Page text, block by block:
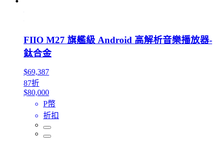
FIIO M27 旗艦級 Android 高解析音樂播放器-
鈦合金
$69,387
87折
$80,000
P幣
折扣